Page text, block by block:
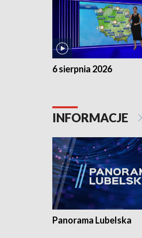
6 sierpnia 2026
INFORMACJE
Panorama Lubelska